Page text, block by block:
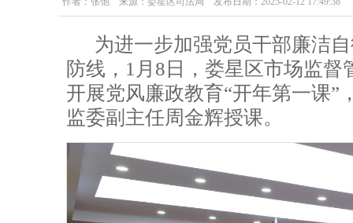
为进一步加强党员干部廉洁
防线，1月8日，娄星区市场监
开展党风廉政教育“开年第一课”
监委副主任周金辉授课。